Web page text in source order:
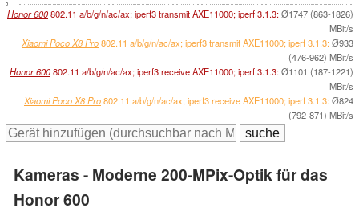
0
Honor 600802.11 a/b/g/n/ac/ax; iperf3 transmit AXE11000; iperf 3.1.3:Ø1747 (863-1826)
MBit/s
Xiaomi Poco X8 Pro802.11 a/b/g/n/ac/ax; iperf3 transmit AXE11000; iperf 3.1.3:Ø933
(476-962) MBit/s
Honor 600802.11 a/b/g/n/ac/ax; iperf3 receive AXE11000; iperf 3.1.3:Ø1101 (187-1221)
MBit/s
Xiaomi Poco X8 Pro802.11 a/b/g/n/ac/ax; iperf3 receive AXE11000; iperf 3.1.3:Ø824
(792-871) MBit/s
Kameras - Moderne 200-MPix-Optik für das
Honor 600